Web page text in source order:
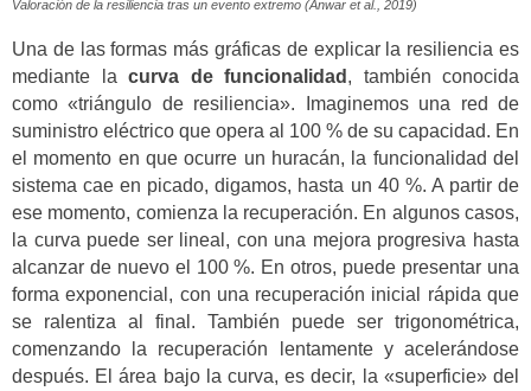
Valoración de la resiliencia tras un evento extremo (Anwar et al., 2019)
Una de las formas más gráficas de explicar la resiliencia es
mediante la curva de funcionalidad , también conocida
como «triángulo de resiliencia». Imaginemos una red de
suministro eléctrico que opera al 100 % de su capacidad. En
el momento en que ocurre un huracán, la funcionalidad del
sistema cae en picado, digamos, hasta un 40 %. A partir de
ese momento, comienza la recuperación. En algunos casos,
la curva puede ser lineal, con una mejora progresiva hasta
alcanzar de nuevo el 100 %. En otros, puede presentar una
forma exponencial, con una recuperación inicial rápida que
se ralentiza al final. También puede ser trigonométrica,
comenzando la recuperación lentamente y acelerándose
después. El área bajo la curva, es decir, la «superficie» del